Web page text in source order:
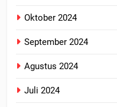
Oktober 2024
September 2024
Agustus 2024
Juli 2024